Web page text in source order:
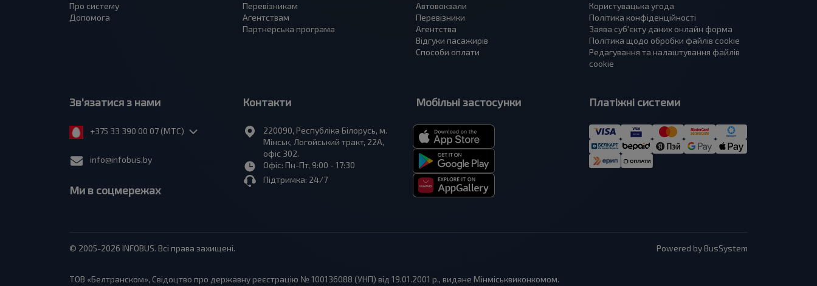
Про систему
Допомога
Перевізникам
Агентствам
Партнерська програма
Автовокзали
Перевізники
Агентства
Відгуки пасажирів
Способи оплати
Користувацька угода
Політика конфіденційності
Заява суб'єкту даних онлайн форма
Політика щодо обробки файлів cookie
Редагування та налаштування файлів
cookie
Зв'язатися з нами
+375 33 390 00 07 (МТС)
info@infobus.by
Ми в соцмережах
Контакти
220090, Республіка Білорусь, м.
Мінськ, Логойський тракт, 22А,
офіс 302.
Офіс: Пн-Пт, 9:00 - 17:30
Підтримка: 24/7
Мобільні застосунки Платіжні системи
© 2005-2026 INFOBUS. Всі права захищені. Powered by BusSystem
ТОВ «Белтранском», Свідоцтво про державну реєстрацію № 100136088 (УНП) від 19.01.2001 р., видане Мінміськвиконкомом.